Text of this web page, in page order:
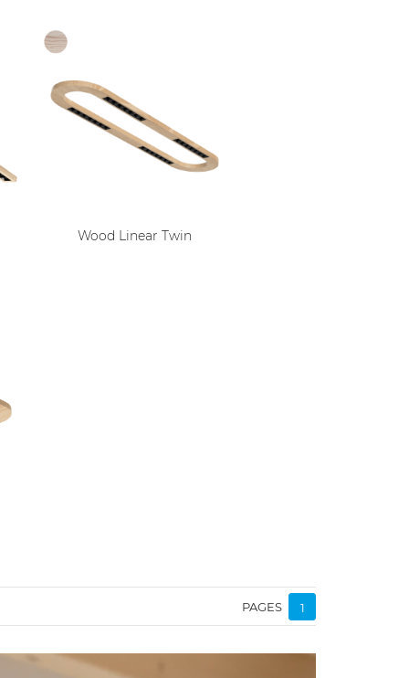
Wood Linear Twin
PAGES 1